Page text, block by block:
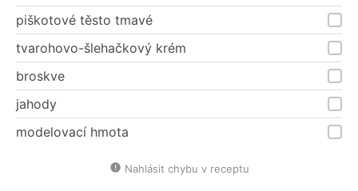
piškotové těsto tmavé
tvarohovo-šlehačkový krém
broskve
jahody
modelovací hmota
Nahlásit chybu v receptu